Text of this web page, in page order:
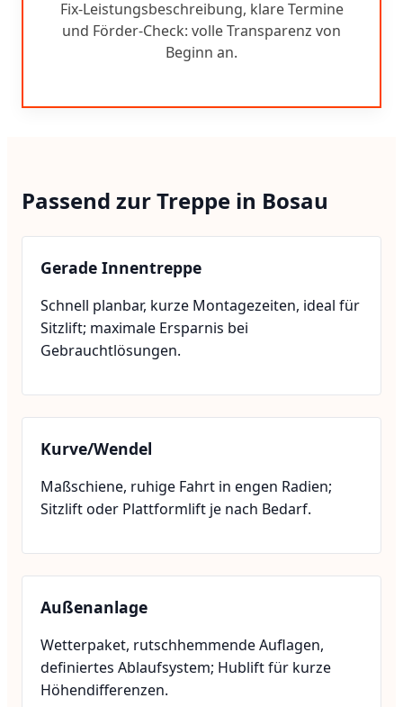
Fix-Leistungsbeschreibung, klare Termine
und Förder-Check: volle Transparenz von
Beginn an.
Passend zur Treppe in Bosau
Gerade Innentreppe
Schnell planbar, kurze Montagezeiten, ideal für
Sitzlift; maximale Ersparnis bei
Gebrauchtlösungen.
Kurve/Wendel
Maßschiene, ruhige Fahrt in engen Radien;
Sitzlift oder Plattformlift je nach Bedarf.
Außenanlage
Wetterpaket, rutschhemmende Auflagen,
definiertes Ablaufsystem; Hublift für kurze
Höhendifferenzen.